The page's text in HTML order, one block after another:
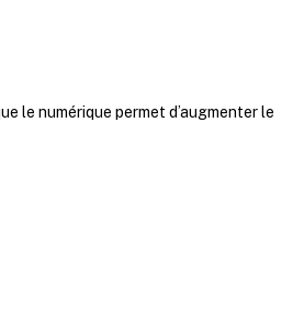
le numérique permet d’augmenter le